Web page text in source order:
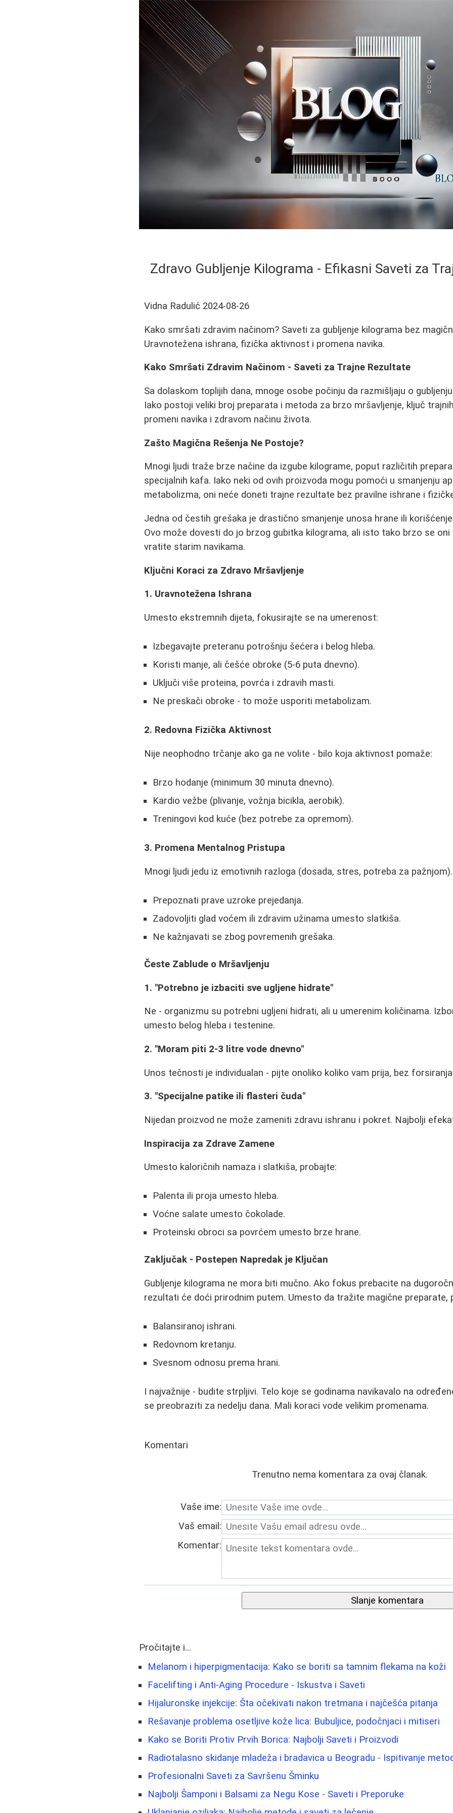
Zdravo Gubljenje Kilograma - Efikasni Saveti za
Vidna Radulić 2024-08-26
Kako smršati zdravim načinom? Saveti za gubljenje kilograma bez
Uravnotežena ishrana, fizička aktivnost i promena navika.
Kako Smršati Zdravim Načinom - Saveti za Trajne Rezultate
Sa dolaskom toplijih dana, mnoge osobe počinju da razmišljaju o
Iako postoji veliki broj preparata i metoda za brzo mršavljenje, ključ
promeni navika i zdravom načinu života.
Zašto Magična Rešenja Ne Postoje?
Mnogi ljudi traže brze načine da izgube kilograme, poput različitih
specijalnih kafa. Iako neki od ovih proizvoda mogu pomoći u smanjenju
metabolizma, oni neće doneti trajne rezultate bez pravilne ishrane i
Jedna od čestih grešaka je drastično smanjenje unosa hrane ili
Ovo može dovesti do jo brzog gubitka kilograma, ali isto tako brzo se oni
vratite starim navikama.
Ključni Koraci za Zdravo Mršavljenje
1. Uravnotežena Ishrana
Umesto ekstremnih dijeta, fokusirajte se na umerenost:
Izbegavajte preteranu potrošnju šećera i belog hleba.
Koristi manje, ali češće obroke (5-6 puta dnevno).
Uključi više proteina, povrća i zdravih masti.
Ne preskači obroke - to može usporiti metabolizam.
2. Redovna Fizička Aktivnost
Nije neophodno trčanje ako ga ne volite - bilo koja aktivnost pomaže:
Brzo hodanje (minimum 30 minuta dnevno).
Kardio vežbe (plivanje, vožnja bicikla, aerobik).
Treningovi kod kuće (bez potrebe za opremom).
3. Promena Mentalnog Pristupa
Mnogi ljudi jedu iz emotivnih razloga (dosada, stres, potreba za
Prepoznati prave uzroke prejedanja.
Zadovoljiti glad voćem ili zdravim užinama umesto slatkiša.
Ne kažnjavati se zbog povremenih grešaka.
Česte Zablude o Mršavljenju
1. "Potrebno je izbaciti sve ugljene hidrate"
Ne - organizmu su potrebni ugljeni hidrati, ali u umerenim količinama.
umesto belog hleba i testenine.
2. "Moram piti 2-3 litre vode dnevno"
Unos tečnosti je individualan - pijte onoliko koliko vam prija, bez
3. "Specijalne patike ili flasteri čuda"
Nijedan proizvod ne može zameniti zdravu ishranu i pokret. Najbolji
Inspiracija za Zdrave Zamene
Umesto kaloričnih namaza i slatkiša, probajte:
Palenta ili proja umesto hleba.
Voćne salate umesto čokolade.
Proteinski obroci sa povrćem umesto brze hrane.
Zaključak - Postepen Napredak je Ključan
Gubljenje kilograma ne mora biti mučno. Ako fokus prebacite na
rezultati će doći prirodnim putem. Umesto da tražite magične preparate,
Balansiranoj ishrani.
Redovnom kretanju.
Svesnom odnosu prema hrani.
I najvažnije - budite strpljivi. Telo koje se godinama navikavalo na
se preobraziti za nedelju dana. Mali koraci vode velikim promenama.
Komentari
Trenutno nema komentara za ovaj članak.
Vaše ime:
Vaš email:
Komentar:
Slanje komentara
Pročitajte i...
Melanom i hiperpigmentacija: Kako se boriti sa tamnim flekama na koži
Facelifting i Anti-Aging Procedure - Iskustva i Saveti
Hijaluronske injekcije: Šta očekivati nakon tretmana i najčešća pitanja
Rešavanje problema osetljive kože lica: Bubuljice, podočnjaci i mitiseri
Kako se Boriti Protiv Prvih Borica: Najbolji Saveti i Proizvodi
Radiotalasno skidanje mladeža i bradavica u Beogradu - Ispitivanje
Profesionalni Saveti za Savršenu Šminku
Najbolji Šamponi i Balsami za Negu Kose - Saveti i Preporuke